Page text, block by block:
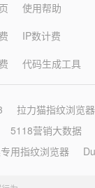
使用帮助
IP数计费
代码生成工具
拉力猫指纹浏览器
5118营销大数据
用指纹浏览器